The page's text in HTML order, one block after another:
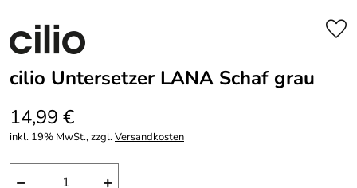
cilio Untersetzer LANA Schaf grau
14,99 €
inkl. 19% MwSt., zzgl.Versandkosten
− +